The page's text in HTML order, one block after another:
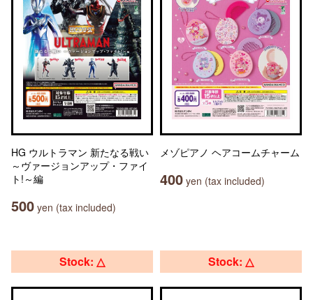
HG ウルトラマン 新たなる戦い
～ヴァージョンアップ・ファイ
ト!～編
500 yen (tax included)
メゾピアノ ヘアコームチャーム
400 yen (tax included)
Stock: △ Stock: △